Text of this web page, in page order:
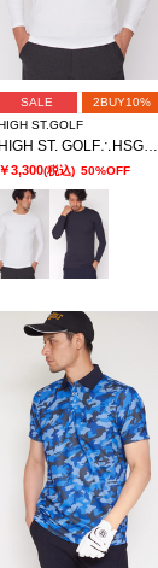
SALE
2BUY10%
HIGH ST.GOLF
HIGH ST. GOLF∴HSGロゴ クルーネックカットソー ＜AdE＞
￥3,300(税込) 50%OFF